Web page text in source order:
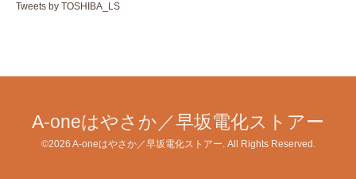
Tweets by TOSHIBA_LS
A-oneはやさか／早坂電化ストアー
©2026 A-oneはやさか／早坂電化ストアー. All Rights Reserved.